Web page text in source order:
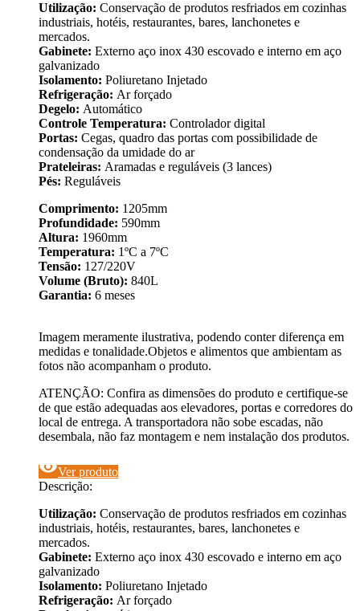
Utilização: Conservação de produtos resfriados em cozinhas
industriais, hotéis, restaurantes, bares, lanchonetes e
mercados.
Gabinete: Externo aço inox 430 escovado e interno em aço
galvanizado
Isolamento: Poliuretano Injetado
Refrigeração: Ar forçado
Degelo: Automático
Controle Temperatura: Controlador digital
Portas: Cegas, quadro das portas com possibilidade de
condensação da umidade do ar
Prateleiras: Aramadas e reguláveis (3 lances)
Pés: Reguláveis
Comprimento: 1205mm
Profundidade: 590mm
Altura: 1960mm
Temperatura: 1ºC a 7ºC
Tensão: 127/220V
Volume (Bruto): 840L
Garantia: 6 meses
Imagem meramente ilustrativa, podendo conter diferença em
medidas e tonalidade.Objetos e alimentos que ambientam as
fotos não acompanham o produto.
ATENÇÃO: Confira as dimensões do produto e certifique-se
de que estão adequadas aos elevadores, portas e corredores do
local de entrega. A transportadora não sobe escadas, não
desembala, não faz montagem e nem instalação dos produtos.
visibilityVer produto
Descrição:
Utilização: Conservação de produtos resfriados em cozinhas
industriais, hotéis, restaurantes, bares, lanchonetes e
mercados.
Gabinete: Externo aço inox 430 escovado e interno em aço
galvanizado
Isolamento: Poliuretano Injetado
Refrigeração: Ar forçado